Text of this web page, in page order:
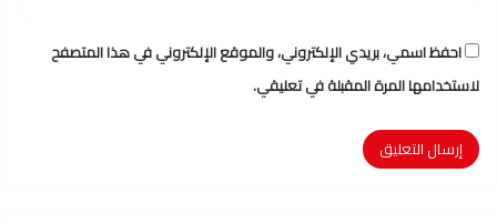
احفظ اسمي، بريدي الإلكتروني، والموقع الإلكتروني في هذا المتصفح
لاستخدامها المرة المقبلة في تعليقي.